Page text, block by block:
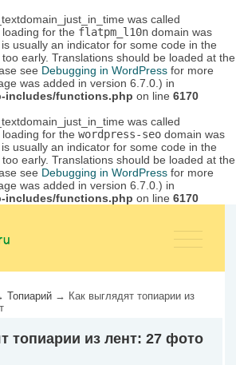
was called
loading for the flatpm_l10n domain was
usually an indicator for some code in the
early. Translations should be loaded at the
see Debugging in WordPress for more
was added in version 6.7.0.) in
includes/functions.php on line 6170
was called
loading for the wordpress-seo domain was
usually an indicator for some code in the
early. Translations should be loaded at the
see Debugging in WordPress for more
was added in version 6.7.0.) in
includes/functions.php on line 6170
Топиарий → Как выглядят топиарии из
топиарии из лент: 27 фото